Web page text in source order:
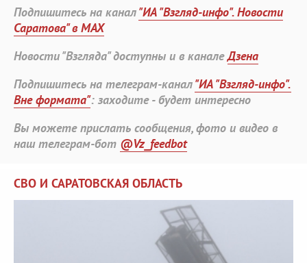
Подпишитесь на канал"ИА "Взгляд-инфо". Новости
Саратова" в MAX
Новости "Взгляда" доступны и в каналеДзена
Подпишитесь на телеграм-канал"ИА "Взгляд-инфо".
Вне формата": заходите - будет интересно
Вы можете прислать сообщения, фото и видео в
наш телеграм-бот @Vz_feedbot
СВО И САРАТОВСКАЯ ОБЛАСТЬ